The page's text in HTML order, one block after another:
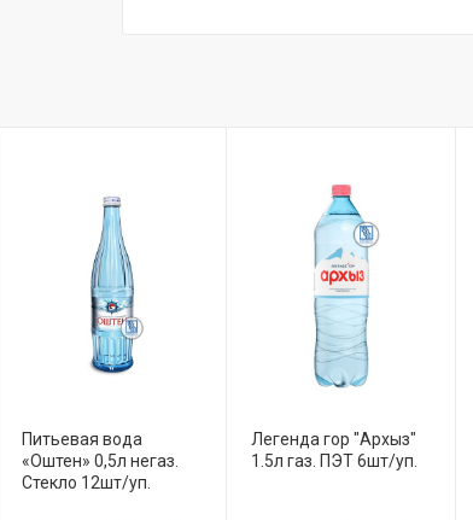
Питьевая вода
«Оштен» 0,5л негаз.
Стекло 12шт/уп.
Легенда гор "Архыз"
1.5л газ. ПЭТ 6шт/уп.